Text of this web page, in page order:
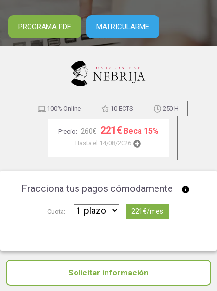
PROGRAMA PDF MATRICULARME
100% Online 10 ECTS 250 H
Precio: 260€ 221€ Beca 15%
Hasta el 14/08/2026
Fracciona tus pagos cómodamente
Cuota: 221€/mes
Solicitar información